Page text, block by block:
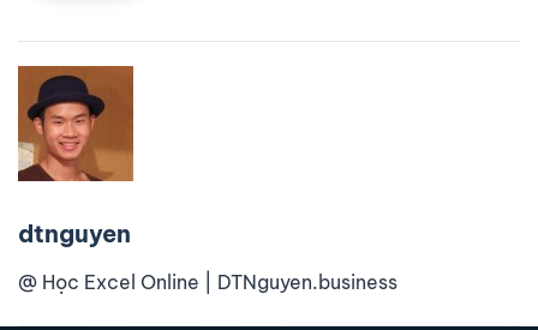
dtnguyen
@ Học Excel Online | DTNguyen.business